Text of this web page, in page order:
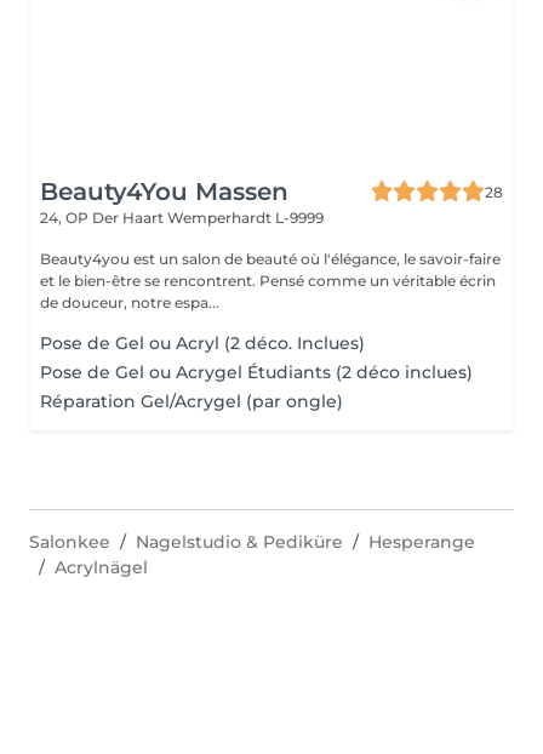
Beauty4You Massen
28
24, OP Der Haart Wemperhardt L-9999
Beauty4you est un salon de beauté où l'élégance, le savoir-faire
et le bien-être se rencontrent. Pensé comme un véritable écrin
de douceur, notre espa...
Pose de Gel ou Acryl (2 déco. Inclues)
Pose de Gel ou Acrygel Étudiants (2 déco inclues)
Réparation Gel/Acrygel (par ongle)
Salonkee Nagelstudio & Pediküre
Hesperange
Acrylnägel